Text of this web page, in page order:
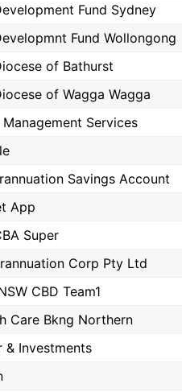
Fund Sydney
Fund Wollongong
of Bathurst
of Wagga Wagga
Management Services
Savings Account
App
Super
Corp Pty Ltd
CBD Team1
Care Bkng Northern
& Investments